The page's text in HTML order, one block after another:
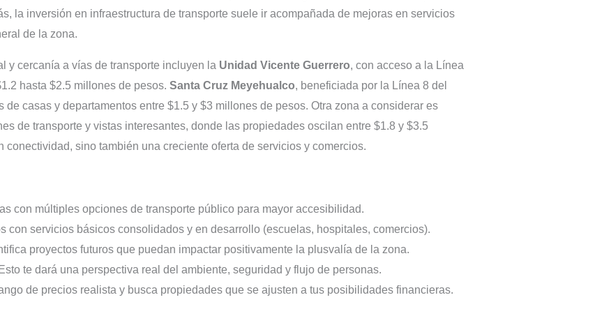
la inversión en infraestructura de transporte suele ir acompañada de mejoras en servicios
de la zona.
y cercanía a vías de transporte incluyen la Unidad Vicente Guerrero, con acceso a la Línea
hasta $2.5 millones de pesos. Santa Cruz Meyehualco, beneficiada por la Línea 8 del
casas y departamentos entre $1.5 y $3 millones de pesos. Otra zona a considerar es
de transporte y vistas interesantes, donde las propiedades oscilan entre $1.8 y $3.5
sino también una creciente oferta de servicios y comercios.
con múltiples opciones de transporte público para mayor accesibilidad.
con servicios básicos consolidados y en desarrollo (escuelas, hospitales, comercios).
proyectos futuros que puedan impactar positivamente la plusvalía de la zona.
Esto te dará una perspectiva real del ambiente, seguridad y flujo de personas.
de precios realista y busca propiedades que se ajusten a tus posibilidades financieras.